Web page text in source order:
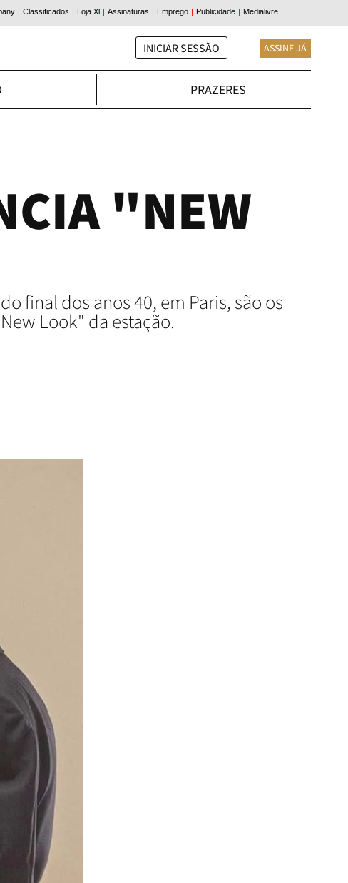
INICIAR SESSÃO ASSINE JÁ
PRAZERES
"NEW
final dos anos 40, em Paris, são os
Look" da estação.